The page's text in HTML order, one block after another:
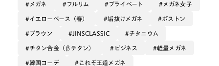
ボストンとオーバルを掛け合わせた、縦に広がりすぎな
いレンズシェイプを採用し、多くの骨格に自然とフィッ
トする設計に仕上げています。
オールチタンならではの軽さとしなやかさで、至高の掛
け心地をお楽しみいただけます。
メガネ フルリム プライベート メガネ女子
イエローベース（春） 垢抜けメガネ ボストン
ブラウン JINSCLASSIC チタニウム
チタン合金（βチタン） ビジネス 軽量メガネ
韓国コーデ これぞ王道メガネ